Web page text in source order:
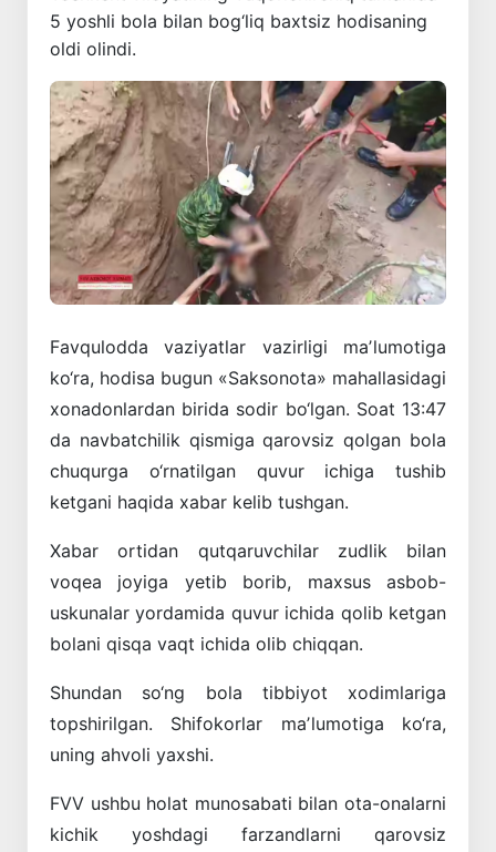
5 yoshli bola bilan bog‘liq baxtsiz hodisaning
oldi olindi.
Favqulodda vaziyatlar vazirligi
maʼlumotiga
ko‘ra, hodisa bugun «Saksonota» mahallasidagi
xonadonlardan birida sodir bo‘lgan. Soat 13:47
da navbatchilik qismiga qarovsiz qolgan bola
chuqurga
o‘rnatilgan quvur ichiga
tushib
ketgani haqida xabar kelib tushgan.
Xabar ortidan qutqaruvchilar zudlik
bilan
voqea
joyiga yetib borib, maxsus
asbob-
uskunalar yordamida quvur ichida qolib ketgan
bolani qisqa vaqt ichida olib chiqqan.
Shundan so‘ng bola tibbiyot
xodimlariga
topshirilgan. Shifokorlar maʼlumotiga ko‘ra,
uning ahvoli yaxshi.
FVV ushbu holat munosabati bilan ota-onalarni
kichik
yoshdagi farzandlarni
qarovsiz